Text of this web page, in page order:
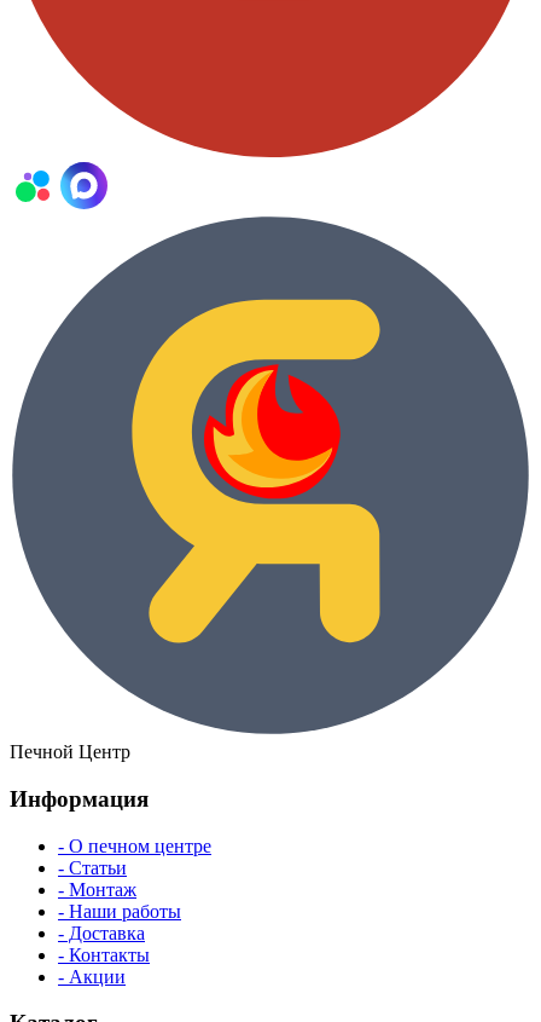
Печной Центр
Информация
- О печном центре
- Статьи
- Монтаж
- Наши работы
- Доставка
- Контакты
- Акции